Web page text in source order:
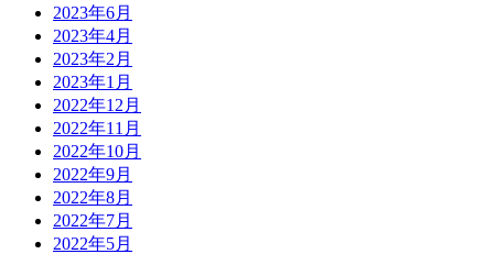
2023年6月
2023年4月
2023年2月
2023年1月
2022年12月
2022年11月
2022年10月
2022年9月
2022年8月
2022年7月
2022年5月